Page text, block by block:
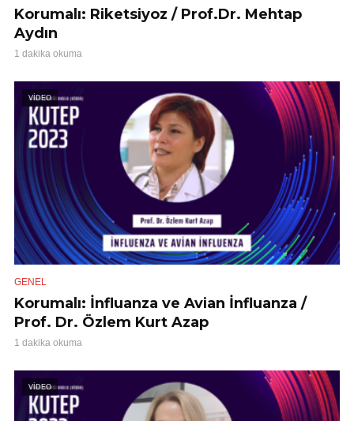
Korumalı: Riketsiyoz / Prof.Dr. Mehtap
Aydın
1 dakika okuma
VİDEO
GENEL
Korumalı: İnfluanza ve Avian İnfluanza /
Prof. Dr. Özlem Kurt Azap
1 dakika okuma
VİDEO